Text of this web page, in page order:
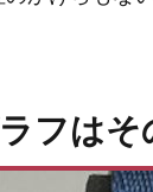
フはそ